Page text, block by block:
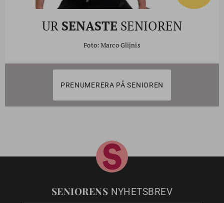
UR SENASTE SENIOREN
Foto: Marco Glijnis
PRENUMERERA PÅ SENIOREN
SENIORENS NYHETSBREV